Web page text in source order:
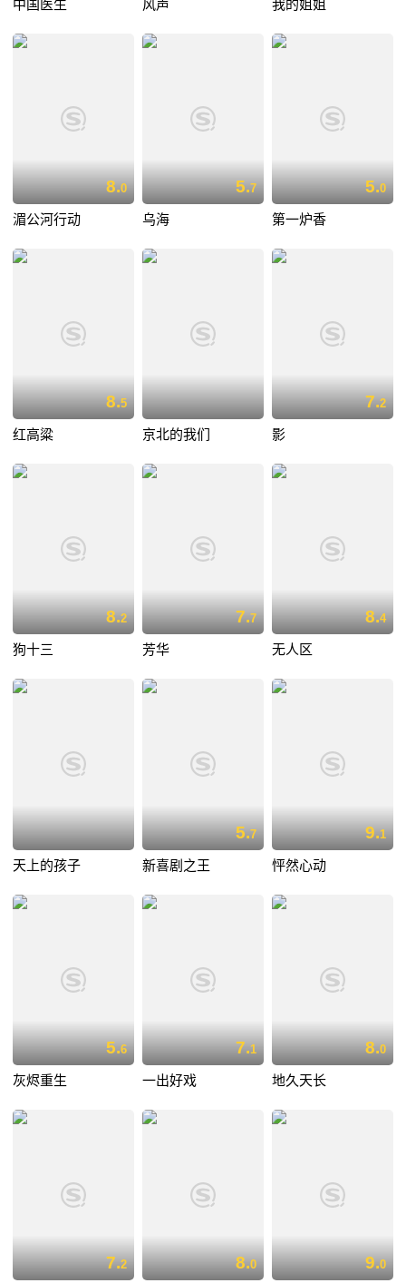
中国医生 风声 我的姐姐
8.0
湄公河行动
5.7
乌海
5.0
第一炉香
8.5
红高粱 京北的我们
7.2
影
8.2
狗十三
7.7
芳华
8.4
无人区
天上的孩子
5.7
新喜剧之王
9.1
怦然心动
5.6
灰烬重生
7.1
一出好戏
8.0
地久天长
7.2 8.0 9.0